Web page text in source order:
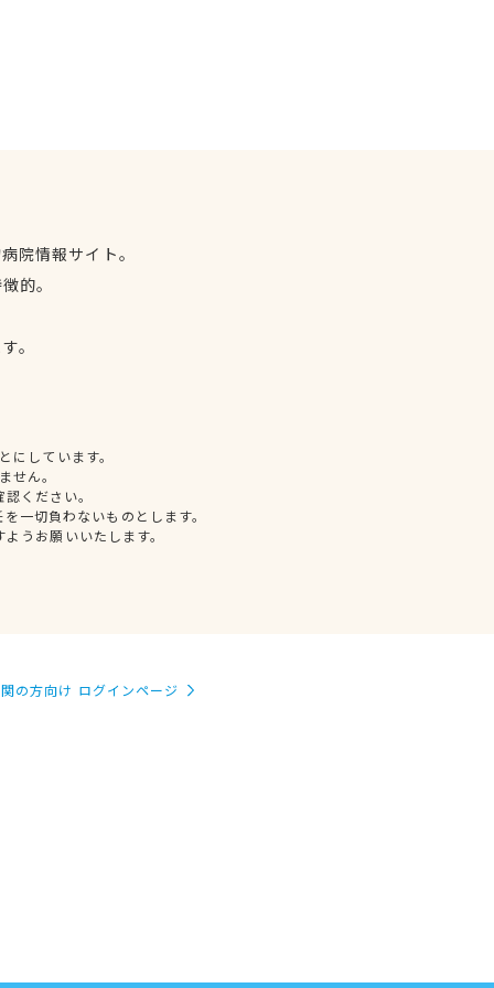
院情報サイト。
的。
。
しています。
せん。
ください。
一切負わないものとします。
うお願いいたします。
の方向け ログインページ